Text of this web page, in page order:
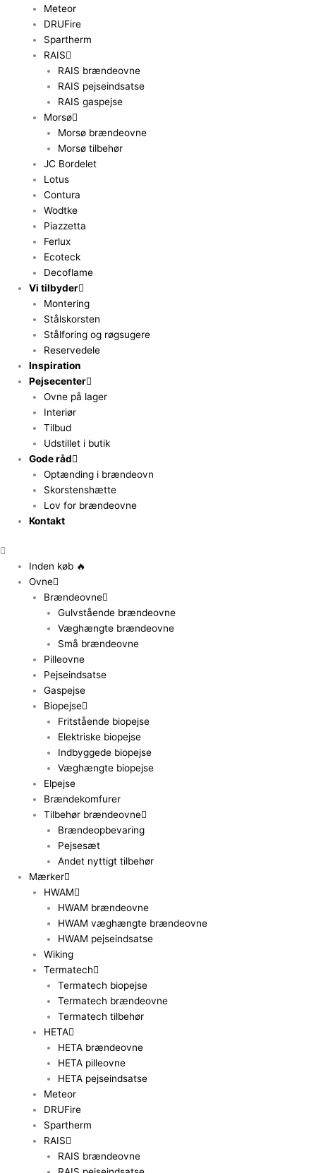
Meteor
DRUFire
Spartherm
RAIS
RAIS brændeovne
RAIS pejseindsatse
RAIS gaspejse
Morsø
Morsø brændeovne
Morsø tilbehør
JC Bordelet
Lotus
Contura
Wodtke
Piazzetta
Ferlux
Ecoteck
Decoflame
Vi tilbyder
Montering
Stålskorsten
Stålforing og røgsugere
Reservedele
Inspiration
Pejsecenter
Ovne på lager
Interiør
Tilbud
Udstillet i butik
Gode råd
Optænding i brændeovn
Skorstenshætte
Lov for brændeovne
Kontakt
Inden køb 🔥
Ovne
Brændeovne
Gulvstående brændeovne
Væghængte brændeovne
Små brændeovne
Pilleovne
Pejseindsatse
Gaspejse
Biopejse
Fritstående biopejse
Elektriske biopejse
Indbyggede biopejse
Væghængte biopejse
Elpejse
Brændekomfurer
Tilbehør brændeovne
Brændeopbevaring
Pejsesæt
Andet nyttigt tilbehør
Mærker
HWAM
HWAM brændeovne
HWAM væghængte brændeovne
HWAM pejseindsatse
Wiking
Termatech
Termatech biopejse
Termatech brændeovne
Termatech tilbehør
HETA
HETA brændeovne
HETA pilleovne
HETA pejseindsatse
Meteor
DRUFire
Spartherm
RAIS
RAIS brændeovne